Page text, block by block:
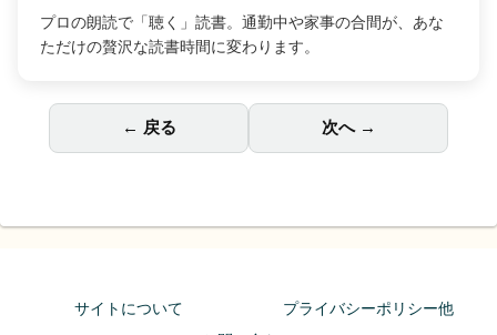
100万冊以上が読み放題。好きなデバイスで、いつでもどこ
でも最高の読書体験を。
← 戻る 次へ →
サイトについて
プライバシーポリシー他